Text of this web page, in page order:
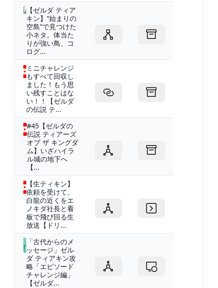
【ゼルダ ティア
キン】“始まりの
空島”で見つけた
小ネタ。体当た
りが強い鳥、コ
ログ...
ミニチャレンジ
もすべて回収し
ました！もう思
い残すことはな
い！！【ゼルダ
の伝説 テ...
#45【ゼルダの
伝説 ティアーズ
オブ ザ キングダ
ム】いざハイラ
ル城の地下へ
【...
【生ティキン】
依頼を受けて、
白龍の近くをエ
ノキダ社長と看
板で飛び回る生
放送【ドリ...
「古代からのメ
ッセージ」ゼル
ダ ティアキン攻
略「エピソード
チャレンジ編」
【ゼルダ...